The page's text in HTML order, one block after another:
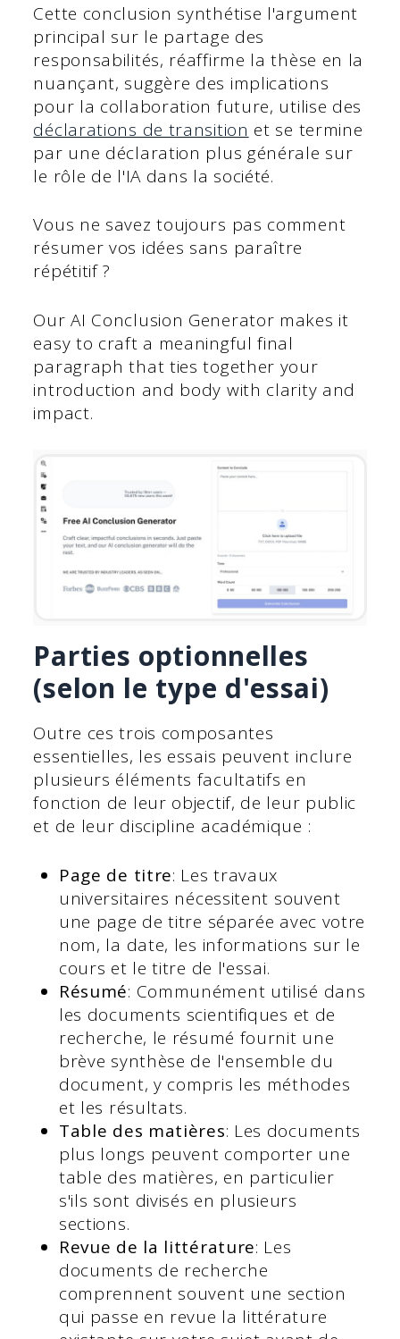
Cette conclusion synthétise l'argument
principal sur le partage des
responsabilités, réaffirme la thèse en la
nuançant, suggère des implications
pour la collaboration future, utilise des
déclarations de transition et se termine
par une déclaration plus générale sur
le rôle de l'IA dans la société.
Vous ne savez toujours pas comment
résumer vos idées sans paraître
répétitif ?
Our AI Conclusion Generator makes it
easy to craft a meaningful final
paragraph that ties together your
introduction and body with clarity and
impact.
Parties optionnelles
(selon le type d'essai)
Outre ces trois composantes
essentielles, les essais peuvent inclure
plusieurs éléments facultatifs en
fonction de leur objectif, de leur public
et de leur discipline académique :
Page de titre: Les travaux
universitaires nécessitent souvent
une page de titre séparée avec votre
nom, la date, les informations sur le
cours et le titre de l'essai.
Résumé: Communément utilisé dans
les documents scientifiques et de
recherche, le résumé fournit une
brève synthèse de l'ensemble du
document, y compris les méthodes
et les résultats.
Table des matières: Les documents
plus longs peuvent comporter une
table des matières, en particulier
s'ils sont divisés en plusieurs
sections.
Revue de la littérature: Les
documents de recherche
comprennent souvent une section
qui passe en revue la littérature